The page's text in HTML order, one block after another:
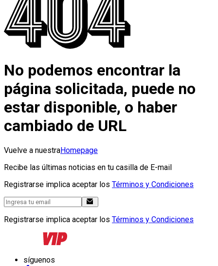
No podemos encontrar la
página solicitada, puede no
estar disponible, o haber
cambiado de URL
Vuelve a nuestraHomepage
Recibe las últimas noticias en tu casilla de E-mail
Registrarse implica aceptar los Términos y Condiciones
Registrarse implica aceptar los Términos y Condiciones
síguenos